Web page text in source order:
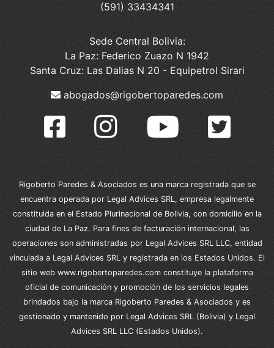
(591) 33434341
Sede Central Bolivia:
La Paz: Federico Zuazo N 1942
Santa Cruz: Las Dalias N 20 - Equipetrol Sirari
abogados@rigobertoparedes.com
Rigoberto Paredes & Asociados es una marca registrada que se
encuentra operada por Legal Advices SRL, empresa legalmente
constituida en el Estado Plurinacional de Bolivia, con domicilio en la
ciudad de La Paz. Para fines de facturación internacional, las
operaciones son administradas por Legal Advices SRL LLC, entidad
vinculada a Legal Advices SRL y registrada en los Estados Unidos. El
sitio web www.rigobertoparedes.com constituye la plataforma
oficial de comunicación y promoción de los servicios legales
brindados bajo la marca Rigoberto Paredes & Asociados y es
gestionado y mantenido por Legal Advices SRL (Bolivia) y Legal
Advices SRL LLC (Estados Unidos).